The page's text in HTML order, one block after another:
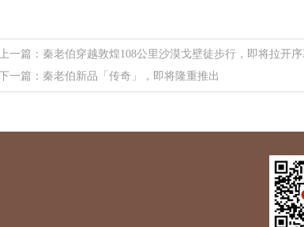
上一篇： 秦老伯穿越敦煌108公里沙漠戈壁徒步行，即将拉开序
一篇： 秦老伯新品「传奇」，即将隆重推出